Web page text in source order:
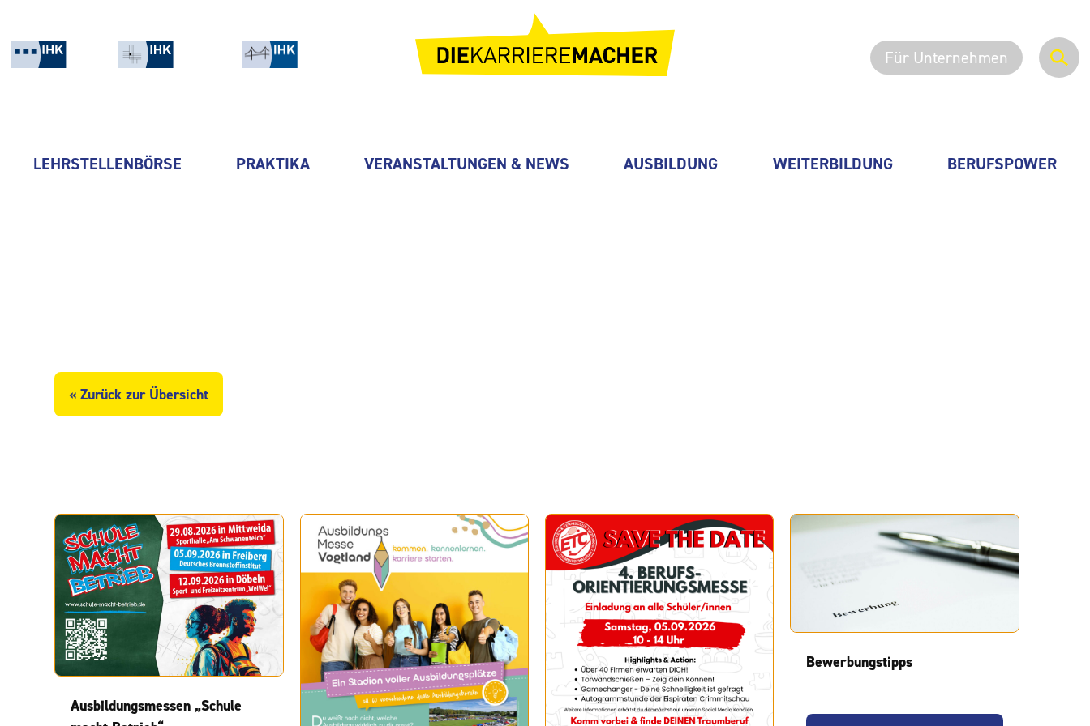
Für Unternehmen
LEHRSTELLENBÖRSE PRAKTIKA VERANSTALTUNGEN & NEWS AUSBILDUNG WEITERBILDUNG BERUFSPOWER
« Zurück zur Übersicht
Ausbildungsmessen „Schule
Bewerbungstipps